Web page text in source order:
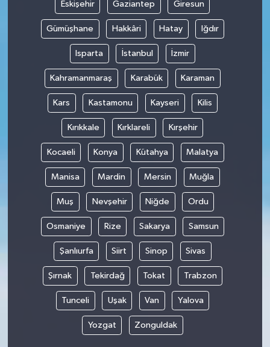
Eskişehir Gaziantep Giresun
Gümüşhane Hakkâri Hatay Iğdır
Isparta İstanbul İzmir
Kahramanmaraş Karabük Karaman
Kars Kastamonu Kayseri Kilis
Kırıkkale Kırklareli Kırşehir
Kocaeli Konya Kütahya Malatya
Manisa Mardin Mersin Muğla
Muş Nevşehir Niğde Ordu
Osmaniye Rize Sakarya Samsun
Şanlıurfa Siirt Sinop Sivas
Şırnak Tekirdağ Tokat Trabzon
Tunceli Uşak Van Yalova
Yozgat Zonguldak